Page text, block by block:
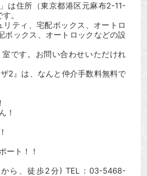
は住所（東京都港区元麻布2-11-
。
ティ、宅配ボックス、オートロ
ボックス、オートロックなどの設
です。お問い合わせいただけれ
2』は、なんと仲介手数料無料で
！
ート！！
ら、徒歩2分) TEL：03-5468-